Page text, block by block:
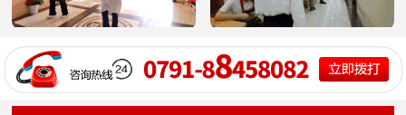
金典总厨专业 8 技术+学籍 预约报名
形象设计专业
西餐主厨专业 36 9 技术+学籍 预约报名